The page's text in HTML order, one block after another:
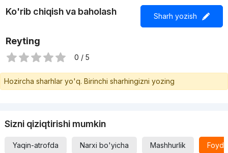
Ko'rib chiqish va baholash Sharh yozish
Reyting
0 / 5
Hozircha sharhlar yo'q. Birinchi sharhingizni yozing
Sizni qiziqtirishi mumkin
Yaqin-atrofda Narxi bo'yicha Mashhurlik